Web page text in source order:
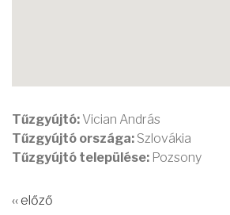
Tűzgyújtó: Vician András
Tűzgyújtó országa: Szlovákia
Tűzgyújtó települése: Pozsony
‹‹ előző